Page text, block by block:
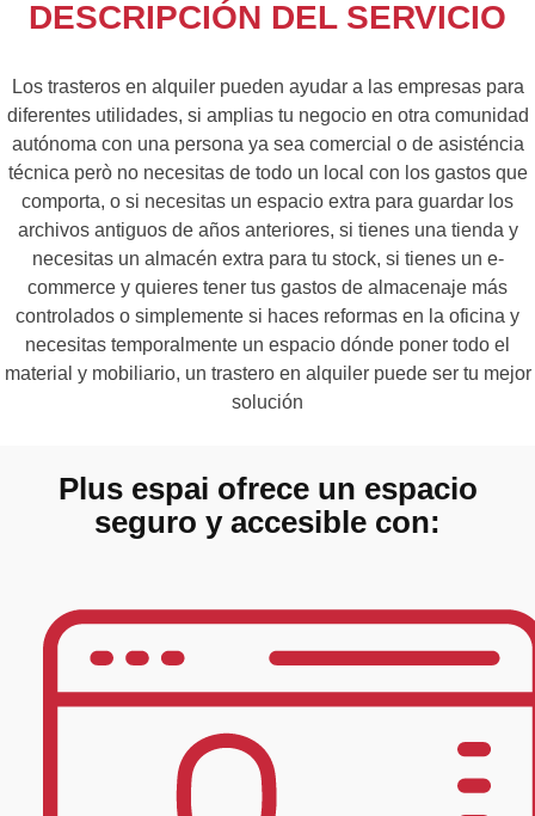
DESCRIPCIÓN DEL SERVICIO
Los trasteros en alquiler pueden ayudar a las empresas para
diferentes utilidades, si amplias tu negocio en otra comunidad
autónoma con una persona ya sea comercial o de asisténcia
técnica però no necesitas de todo un local con los gastos que
comporta, o si necesitas un espacio extra para guardar los
archivos antiguos de años anteriores, si tienes una tienda y
necesitas un almacén extra para tu stock, si tienes un e-
commerce y quieres tener tus gastos de almacenaje más
controlados o simplemente si haces reformas en la oficina y
necesitas temporalmente un espacio dónde poner todo el
material y mobiliario, un trastero en alquiler puede ser tu mejor
solución
Plus espai ofrece un espacio
seguro y accesible con: